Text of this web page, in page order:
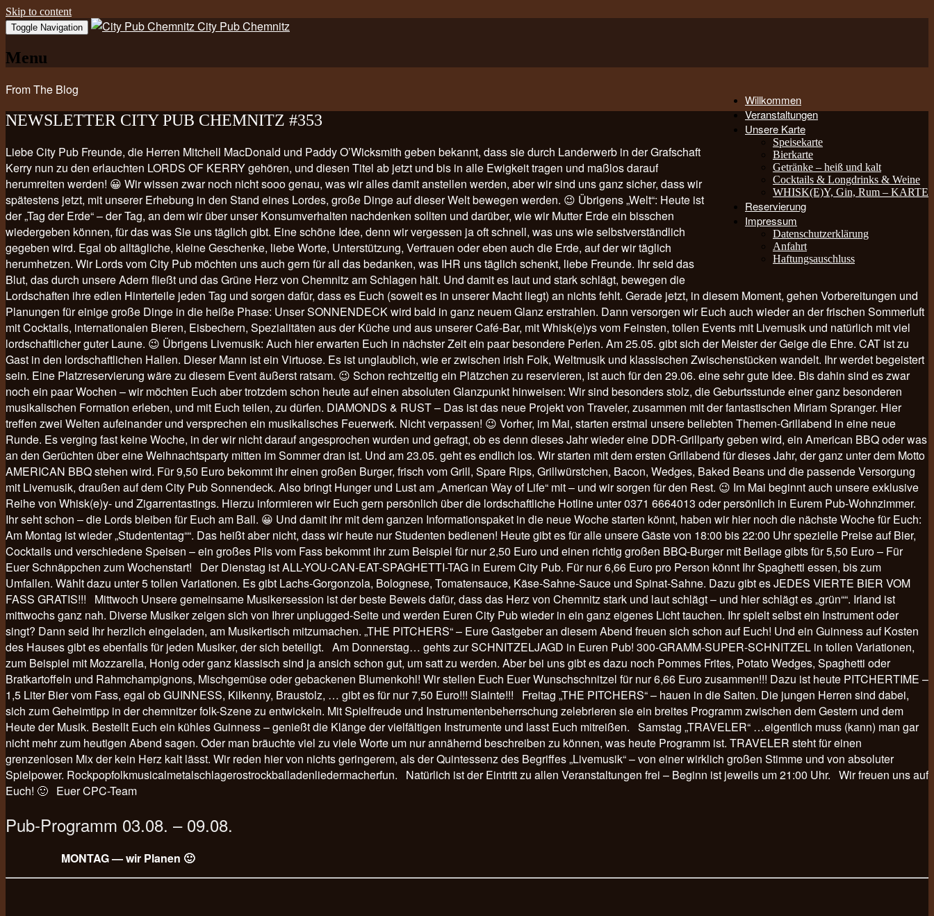
Skip to content
Toggle Navigation City Pub Chemnitz
Menu
Willkommen
Veranstaltungen
Unsere Karte
Speisekarte
Bierkarte
Getränke – heiß und kalt
Cocktails & Longdrinks & Weine
WHISK(E)Y, Gin, Rum – KARTE
Reservierung
Impressum
Datenschutzerklärung
Anfahrt
Haftungsauschluss
From The Blog
NEWSLETTER CITY PUB CHEMNITZ #353
Liebe City Pub Freunde, die Herren Mitchell MacDonald und Paddy O’Wicksmith geben bekannt, dass sie durch Landerwerb in der Grafschaft
Kerry nun zu den erlauchten LORDS OF KERRY gehören, und diesen Titel ab jetzt und bis in alle Ewigkeit tragen und maßlos darauf
herumreiten werden! 😀 Wir wissen zwar noch nicht sooo genau, was wir alles damit anstellen werden, aber wir sind uns ganz sicher, dass wir
spätestens jetzt, mit unserer Erhebung in den Stand eines Lordes, große Dinge auf dieser Welt bewegen werden. 😉 Übrigens „Welt“: Heute ist
der „Tag der Erde“ – der Tag, an dem wir über unser Konsumverhalten nachdenken sollten und darüber, wie wir Mutter Erde ein bisschen
wiedergeben können, für das was Sie uns täglich gibt. Eine schöne Idee, denn wir vergessen ja oft schnell, was uns wie selbstverständlich
gegeben wird. Egal ob alltägliche, kleine Geschenke, liebe Worte, Unterstützung, Vertrauen oder eben auch die Erde, auf der wir täglich
herumhetzen. Wir Lords vom City Pub möchten uns auch gern für all das bedanken, was IHR uns täglich schenkt, liebe Freunde. Ihr seid das
Blut, das durch unsere Adern fließt und das Grüne Herz von Chemnitz am Schlagen hält. Und damit es laut und stark schlägt, bewegen die
Lordschaften ihre edlen Hinterteile jeden Tag und sorgen dafür, dass es Euch (soweit es in unserer Macht liegt) an nichts fehlt. Gerade jetzt, in diesem Moment, gehen Vorbereitungen und
Planungen für einige große Dinge in die heiße Phase: Unser SONNENDECK wird bald in ganz neuem Glanz erstrahlen. Dann versorgen wir Euch auch wieder an der frischen Sommerluft
mit Cocktails, internationalen Bieren, Eisbechern, Spezialitäten aus der Küche und aus unserer Café-Bar, mit Whisk(e)ys vom Feinsten, tollen Events mit Livemusik und natürlich mit viel
lordschaftlicher guter Laune. 😉 Übrigens Livemusik: Auch hier erwarten Euch in nächster Zeit ein paar besondere Perlen. Am 25.05. gibt sich der Meister der Geige die Ehre. CAT ist zu
Gast in den lordschaftlichen Hallen. Dieser Mann ist ein Virtuose. Es ist unglaublich, wie er zwischen irish Folk, Weltmusik und klassischen Zwischenstücken wandelt. Ihr werdet begeistert
sein. Eine Platzreservierung wäre zu diesem Event äußerst ratsam. 😉 Schon rechtzeitig ein Plätzchen zu reservieren, ist auch für den 29.06. eine sehr gute Idee. Bis dahin sind es zwar
noch ein paar Wochen – wir möchten Euch aber trotzdem schon heute auf einen absoluten Glanzpunkt hinweisen: Wir sind besonders stolz, die Geburtsstunde einer ganz besonderen
musikalischen Formation erleben, und mit Euch teilen, zu dürfen. DIAMONDS & RUST – Das ist das neue Projekt von Traveler, zusammen mit der fantastischen Miriam Spranger. Hier
treffen zwei Welten aufeinander und versprechen ein musikalisches Feuerwerk. Nicht verpassen! 😉 Vorher, im Mai, starten erstmal unsere beliebten Themen-Grillabend in eine neue
Runde. Es verging fast keine Woche, in der wir nicht darauf angesprochen wurden und gefragt, ob es denn dieses Jahr wieder eine DDR-Grillparty geben wird, ein American BBQ oder was
an den Gerüchten über eine Weihnachtsparty mitten im Sommer dran ist. Und am 23.05. geht es endlich los. Wir starten mit dem ersten Grillabend für dieses Jahr, der ganz unter dem Motto
AMERICAN BBQ stehen wird. Für 9,50 Euro bekommt ihr einen großen Burger, frisch vom Grill, Spare Rips, Grillwürstchen, Bacon, Wedges, Baked Beans und die passende Versorgung
mit Livemusik, draußen auf dem City Pub Sonnendeck. Also bringt Hunger und Lust am „American Way of Life“ mit – und wir sorgen für den Rest. 😉 Im Mai beginnt auch unsere exklusive
Reihe von Whisk(e)y- und Zigarrentastings. Hierzu informieren wir Euch gern persönlich über die lordschaftliche Hotline unter 0371 6664013 oder persönlich in Eurem Pub-Wohnzimmer.
Ihr seht schon – die Lords bleiben für Euch am Ball. 😀 Und damit ihr mit dem ganzen Informationspaket in die neue Woche starten könnt, haben wir hier noch die nächste Woche für Euch:
Am Montag ist wieder „Studententag““. Das heißt aber nicht, dass wir heute nur Studenten bedienen! Heute gibt es für alle unsere Gäste von 18:00 bis 22:00 Uhr spezielle Preise auf Bier,
Cocktails und verschiedene Speisen – ein großes Pils vom Fass bekommt ihr zum Beispiel für nur 2,50 Euro und einen richtig großen BBQ-Burger mit Beilage gibts für 5,50 Euro – Für
Euer Schnäppchen zum Wochenstart! Der Dienstag ist ALL-YOU-CAN-EAT-SPAGHETTI-TAG in Eurem City Pub. Für nur 6,66 Euro pro Person könnt Ihr Spaghetti essen, bis zum
Umfallen. Wählt dazu unter 5 tollen Variationen. Es gibt Lachs-Gorgonzola, Bolognese, Tomatensauce, Käse-Sahne-Sauce und Spinat-Sahne. Dazu gibt es JEDES VIERTE BIER VOM
FASS GRATIS!!! Mittwoch Unsere gemeinsame Musikersession ist der beste Beweis dafür, dass das Herz von Chemnitz stark und laut schlägt – und hier schlägt es „grün““. Irland ist
mittwochs ganz nah. Diverse Musiker zeigen sich von Ihrer unplugged-Seite und werden Euren City Pub wieder in ein ganz eigenes Licht tauchen. Ihr spielt selbst ein Instrument oder
singt? Dann seid Ihr herzlich eingeladen, am Musikertisch mitzumachen. „THE PITCHERS“ – Eure Gastgeber an diesem Abend freuen sich schon auf Euch! Und ein Guinness auf Kosten
des Hauses gibt es ebenfalls für jeden Musiker, der sich beteiligt. Am Donnerstag… gehts zur SCHNITZELJAGD in Euren Pub! 300-GRAMM-SUPER-SCHNITZEL in tollen Variationen,
zum Beispiel mit Mozzarella, Honig oder ganz klassisch sind ja ansich schon gut, um satt zu werden. Aber bei uns gibt es dazu noch Pommes Frites, Potato Wedges, Spaghetti oder
Bratkartoffeln und Rahmchampignons, Mischgemüse oder gebackenen Blumenkohl! Wir stellen Euch Euer Wunschschnitzel für nur 6,66 Euro zusammen!!! Dazu ist heute PITCHERTIME –
1,5 Liter Bier vom Fass, egal ob GUINNESS, Kilkenny, Braustolz, … gibt es für nur 7,50 Euro!!! Slainte!!! Freitag „THE PITCHERS“ – hauen in die Saiten. Die jungen Herren sind dabei,
sich zum Geheimtipp in der chemnitzer folk-Szene zu entwickeln. Mit Spielfreude und Instrumentenbeherrschung zelebrieren sie ein breites Programm zwischen dem Gestern und dem
Heute der Musik. Bestellt Euch ein kühles Guinness – genießt die Klänge der vielfältigen Instrumente und lasst Euch mitreißen. Samstag „TRAVELER“ …eigentlich muss (kann) man gar
nicht mehr zum heutigen Abend sagen. Oder man bräuchte viel zu viele Worte um nur annähernd beschreiben zu können, was heute Programm ist. TRAVELER steht für einen
grenzenlosen Mix der kein Herz kalt lässt. Wir reden hier von nichts geringerem, als der Quintessenz des Begriffes „Livemusik“ – von einer wirklich großen Stimme und von absoluter
Spielpower. Rockpopfolkmusicalmetalschlagerostrockballadenliedermacherfun. Natürlich ist der Eintritt zu allen Veranstaltungen frei – Beginn ist jeweils um 21:00 Uhr. Wir freuen uns auf
Euch! 🙂 Euer CPC-Team
Pub-Programm 03.08. – 09.08.
MONTAG — wir Planen 🙂